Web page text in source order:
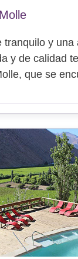
tranquilo y una
y de calidad
que se